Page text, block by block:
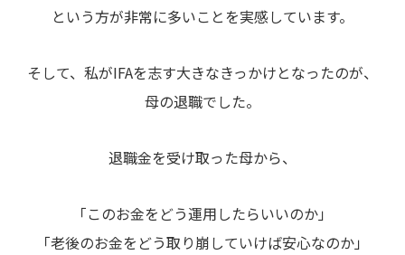
という方が非常に多いことを実感しています。
そして、私がIFAを志す大きなきっかけとなったのが、
母の退職でした。
退職金を受け取った母から、
「このお金をどう運用したらいいのか」
「老後のお金をどう取り崩していけば安心なのか」